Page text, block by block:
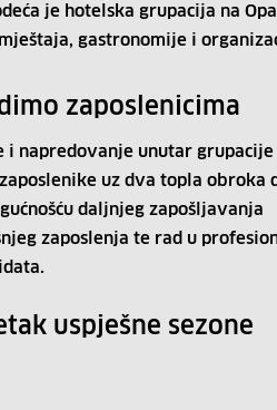
je hotelska grupacija na
gastronomije i
zaposlenicima
i napredovanje unutar grupacije
uz dva topla obroka
daljnjeg zapošljavanja
zaposlenja te rad u
uspješne sezone